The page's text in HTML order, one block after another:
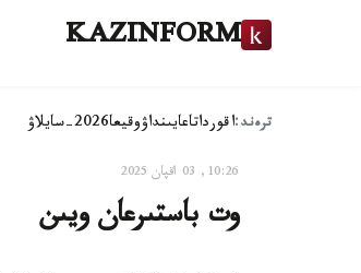
KAZINFORM
ترەند:اقورداتاعايىنداۋوقيعا2026-سايلاۋ
10:26, 03 اقپان 2025
وت باستىرعان ويىن